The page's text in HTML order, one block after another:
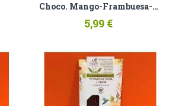
Choco. Mango-Frambuesa-Yogurt
5,99 €